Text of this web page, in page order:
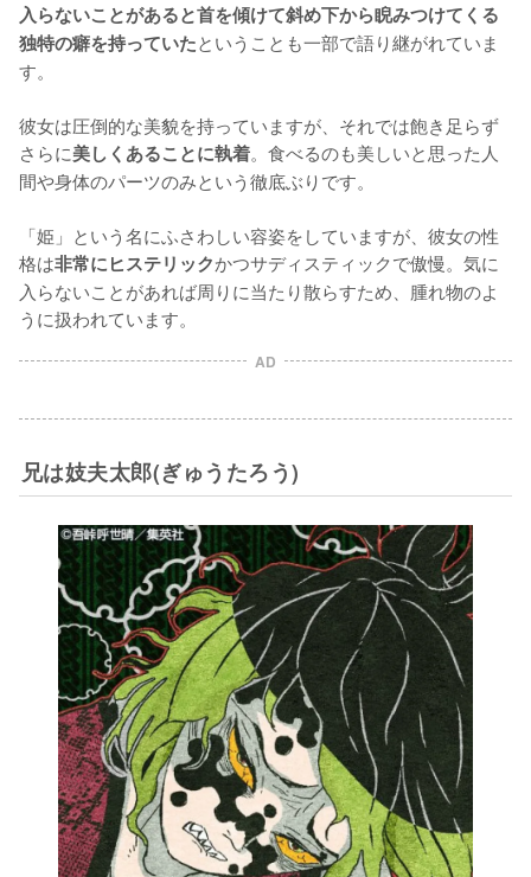
入らないことがあると首を傾けて斜め下から睨みつけてくる
独特の癖を持っていたということも一部で語り継がれていま
す。
彼女は圧倒的な美貌を持っていますが、それでは飽き足らず
さらに美しくあることに執着。食べるのも美しいと思った人
間や身体のパーツのみという徹底ぶりです。
「姫」という名にふさわしい容姿をしていますが、彼女の性
格は非常にヒステリックかつサディスティックで傲慢。気に
入らないことがあれば周りに当たり散らすため、腫れ物のよ
うに扱われています。
AD
兄は妓夫太郎(ぎゅうたろう)